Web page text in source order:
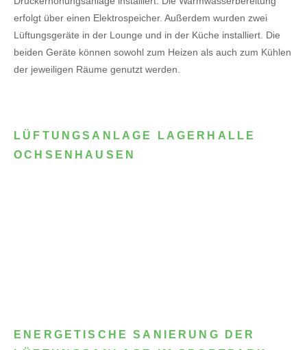
erfolgt über einen Elektrospeicher. Außerdem wurden zwei
Lüftungsgeräte in der Lounge und in der Küche installiert. Die
beiden Geräte können sowohl zum Heizen als auch zum Kühlen
der jeweiligen Räume genutzt werden.
LÜFTUNGSANLAGE LAGERHALLE
OCHSENHAUSEN
ENERGETISCHE SANIERUNG DER